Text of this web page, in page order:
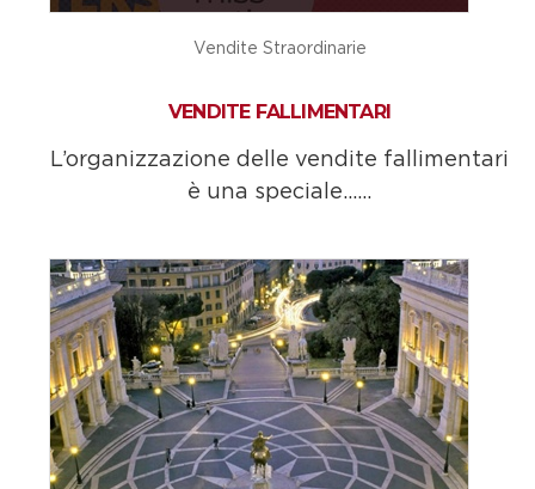
Vendite Straordinarie
VENDITE FALLIMENTARI
L’organizzazione delle vendite fallimentari
è una speciale......